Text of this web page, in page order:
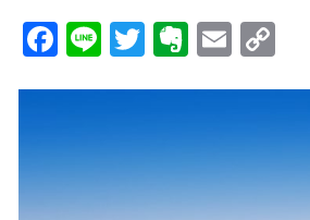
Facebook
LineTwitterEvernote
Email